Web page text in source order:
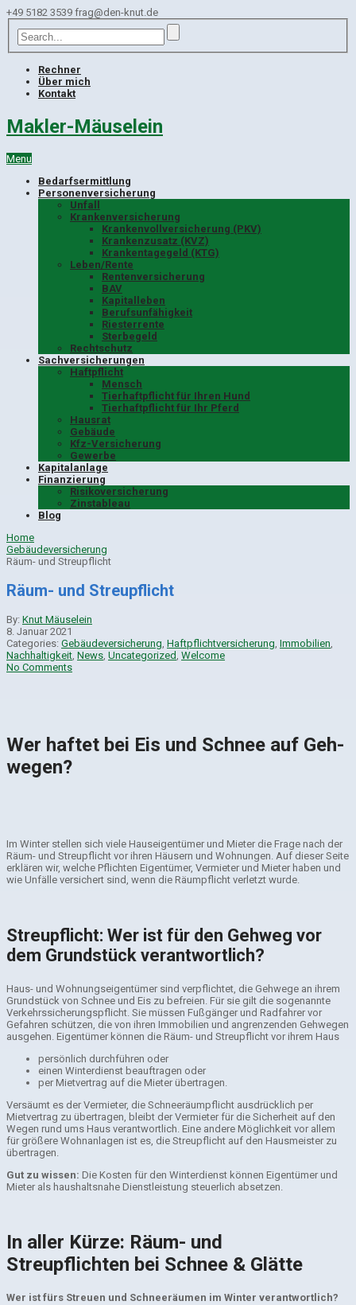
+49 5182 3539 frag@den-knut.de
Rechner
Über mich
Kontakt
Makler-Mäuselein
Menu
Bedarfsermittlung
Personenversicherung
Unfall
Krankenversicherung
Krankenvollversicherung (PKV)
Krankenzusatz (KVZ)
Krankentagegeld (KTG)
Leben/Rente
Rentenversicherung
BAV
Kapitalleben
Berufsunfähigkeit
Riesterrente
Sterbegeld
Rechtschutz
Sachversicherungen
Haftpflicht
Mensch
Tierhaftpflicht für Ihren Hund
Tierhaftpflicht für Ihr Pferd
Hausrat
Gebäude
Kfz-Versicherung
Gewerbe
Kapitalanlage
Finanzierung
Risikoversicherung
Zinstableau
Blog
Home
Gebäudeversicherung
Räum- und Streupflicht
Räum- und Streupflicht
By: Knut Mäuselein
8. Januar 2021
Categories: Gebäudeversicherung Haftpflichtversicherung Immobilien
Nachhaltigkeit News Uncategorized Welcome
No Comments
Wer haf­tet bei Eis und Schnee auf Geh­
we­gen?
Im Winter stellen sich viele Hauseigentümer und Mieter die Frage nach der
Räum- und Streupflicht vor ihren Häusern und Wohnungen. Auf dieser Seite
erklären wir, welche Pflichten Eigentümer, Vermieter und Mieter haben und
wie Unfälle versichert sind, wenn die Räumpflicht verletzt wurde.
Streupflicht: Wer ist für den Gehweg vor
dem Grundstück verantwortlich?
Haus- und Wohnungseigentümer sind verpflichtet, die Gehwege an ihrem
Grundstück von Schnee und Eis zu befreien. Für sie gilt die sogenannte
Verkehrssicherungspflicht. Sie müssen Fußgänger und Radfahrer vor
Gefahren schützen, die von ihren Immobilien und angrenzenden Gehwegen
ausgehen. Eigentümer können die Räum- und Streupflicht vor ihrem Haus
persönlich durchführen oder
einen Winterdienst beauftragen oder
per Mietvertrag auf die Mieter übertragen.
Versäumt es der Vermieter, die Schneeräumpflicht ausdrücklich per
Mietvertrag zu übertragen, bleibt der Vermieter für die Sicherheit auf den
Wegen rund ums Haus verantwortlich. Eine andere Möglichkeit vor allem
für größere Wohnanlagen ist es, die Streupflicht auf den Hausmeister zu
übertragen.
Gut zu wissen: Die Kosten für den Winterdienst können Eigentümer und
Mieter als haushaltsnahe Dienstleistung steuerlich absetzen.
In aller Kürze: Räum- und
Streupflichten bei Schnee & Glätte
Wer ist fürs Streuen und Schneeräumen im Winter verantwortlich?